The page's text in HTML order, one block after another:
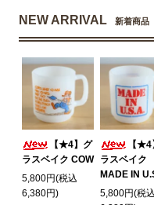
NEW ARRIVAL 新着商品
【★4】グ
ラスベイク COW
5,800円(税込
6,380円)
【
ラスベイク
MADE IN
5,800円(税込